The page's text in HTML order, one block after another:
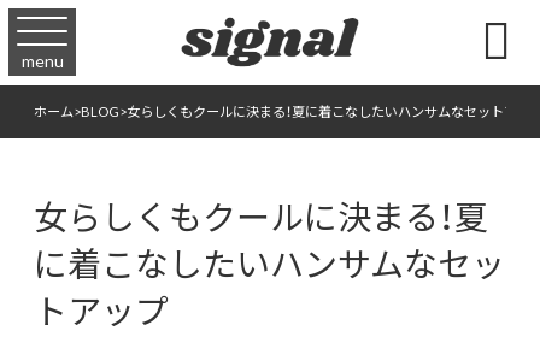
menu 
ホーム>BLOG>女らしくもクールに決まる！夏に着こなしたいハンサムなセットアッ
女らしくもクールに決まる！夏
に着こなしたいハンサムなセッ
トアップ